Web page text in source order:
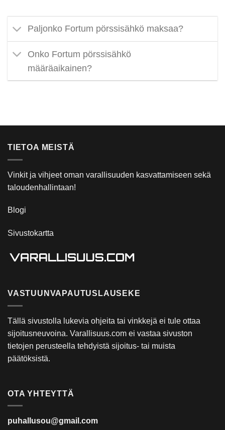
Paljonko Fortum pörssisähkö maksaa?
Onko Fortum pörssisähkö
määräaikainen?
TIETOA MEISTÄ
Vinkit ja vihjeet oman varallisuuden kasvattamiseen sekä
taloudenhallintaan!
Blogi
Sivustokartta
VASTUUNVAPAUTUSLAUSEKE
Tällä sivustolla lukevia ohjeita tai vinkkejä ei tule ottaa
sijoitusneuvoina. Varallisuus.com ei vastaa sivuston
tietojen perusteella tehdyistä sijoitus- tai muista
päätöksistä.
OTA YHTEYTTÄ
puhallusou@gmail.com